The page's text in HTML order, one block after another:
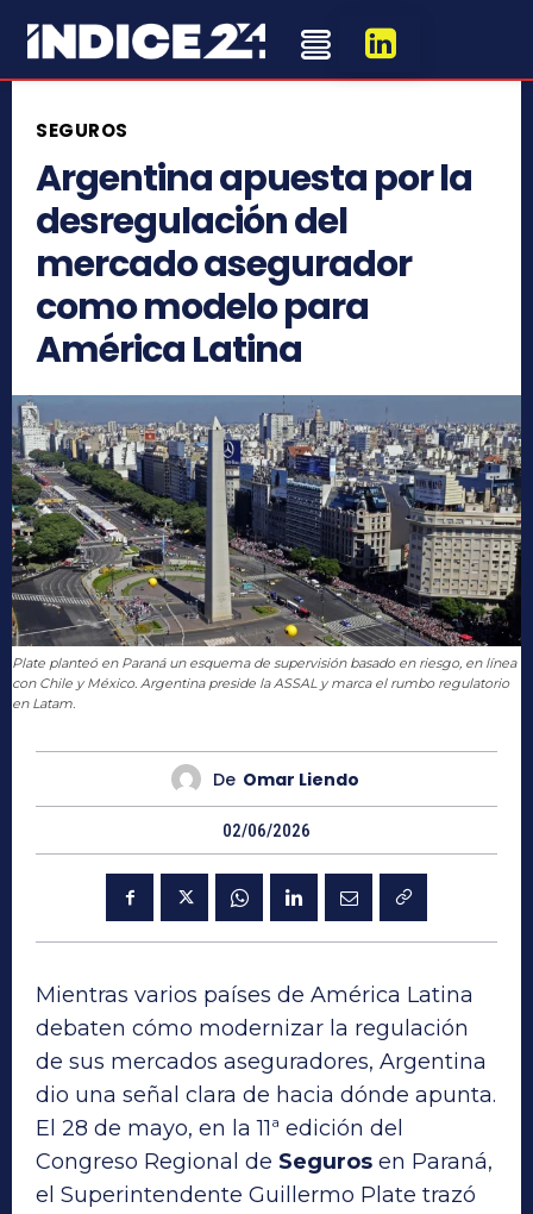
SEGUROS
Argentina apuesta por la
desregulación del
mercado asegurador
como modelo para
América Latina
Plate planteó en Paraná un esquema de supervisión basado en riesgo, en línea
con Chile y México. Argentina preside la ASSAL y marca el rumbo regulatorio
en Latam.
De Omar Liendo
02/06/2026
Mientras varios países de América Latina
debaten cómo modernizar la regulación
de sus mercados aseguradores, Argentina
dio una señal clara de hacia dónde apunta.
El 28 de mayo, en la 11ª edición del
Congreso Regional de Seguros en Paraná,
el Superintendente Guillermo Plate trazó